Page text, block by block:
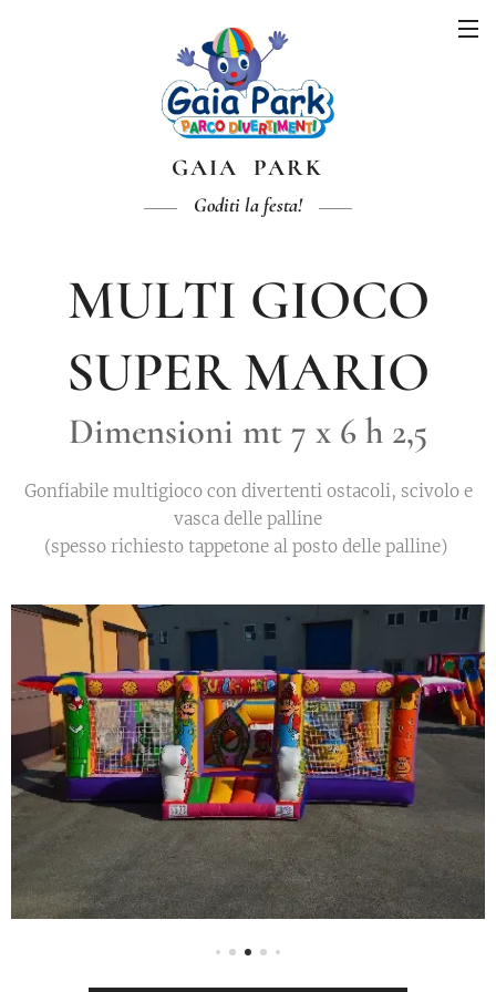
GAIA PARK
Goditi la festa!
MULTI GIOCO
SUPER MARIO
Dimensioni mt 7 x 6 h 2,5
Gonfiabile multigioco con divertenti ostacoli, scivolo e
vasca delle palline
(spesso richiesto tappetone al posto delle palline)